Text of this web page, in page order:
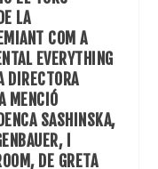
LA
COM A
EVERYTHING
DIRECTORA
MENCIÓ
SASHINSKA,
I
, DE GRETA